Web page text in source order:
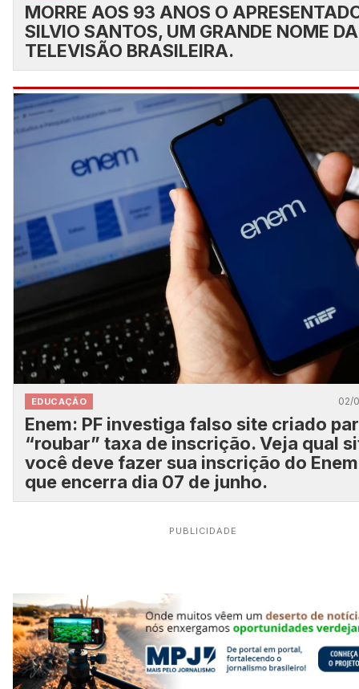
MORRE AOS 93 ANOS O
SILVIO SANTOS, UM GRANDE NOME DA
TELEVISÃO BRASILEIRA.
EDUCAÇÃO 02/
Enem: PF investiga falso site criado
“roubar” taxa de inscrição. Veja qual
você deve fazer sua inscrição do Enem
que encerra dia 07 de junho.
PUBLICIDADE